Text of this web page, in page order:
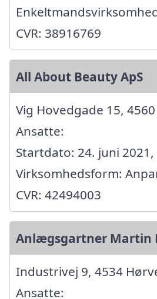
CVR: 38916769
All About Beauty ApS
Vig Hovedgade 15, 4560
Ansatte:
Startdato: 24. juni 2021,
Virksomhedsform:
CVR: 42494003
Anlægsgartner Martin
Industrivej 9, 4534
Ansatte: